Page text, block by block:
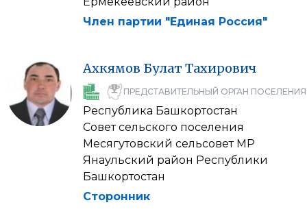
Член партии "Единая Россия"
Ахкямов Булат Тахирович
ПРЕДСТАВИТЕЛЬНЫЙ ОРГАН ПОСЕЛЕНИЯ
Республика Башкортостан
Совет сельского поселения
Месягутовский сельсовет МР
Янаульский район Республики
Башкортостан
Сторонник